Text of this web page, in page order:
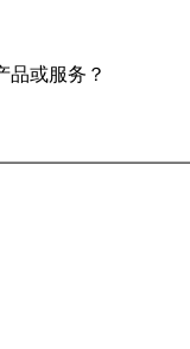
品或服务？